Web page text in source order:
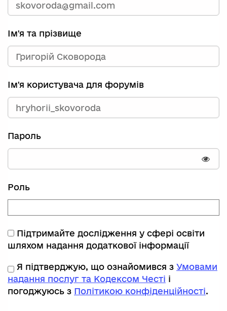
Ім'я та прізвище
Ім'я користувача для форумів
Пароль
Роль
Підтримайте дослідження у сфері освіти
шляхом надання додаткової інформації
Я підтверджую, що ознайомився з Умовами
надання послуг та Кодексом Честі і
погоджуюсь з Політикою конфіденційності.